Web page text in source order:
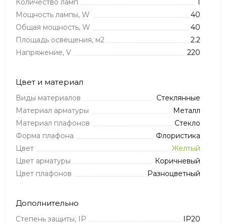
Количество ламп
Мощность лампы, W
40
Общая мощность, W
40
Площадь освещения, м2
2.2
Напряжение, V
220
Цвет и материал
Виды материалов
Стеклянные
Материал арматуры
Металл
Материал плафонов
Стекло
Форма плафона
Флористика
Цвет
Желтый
Цвет арматуры
Коричневый
Цвет плафонов
Разноцветный
Дополнительно
Степень защиты, IP
IP20